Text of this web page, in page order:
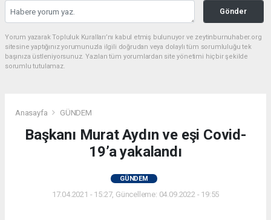
Gönder
Yorum yazarak Topluluk Kuralları’nı kabul etmiş bulunuyor ve zeytinburnuhaber.org
sitesine yaptığınız yorumunuzla ilgili doğrudan veya dolaylı tüm sorumluluğu tek
başınıza üstleniyorsunuz. Yazılan tüm yorumlardan site yönetimi hiçbir şekilde
sorumlu tutulamaz.
Anasayfa GÜNDEM
Başkanı Murat Aydın ve eşi Covid-
19’a yakalandı
GÜNDEM
17.04.2021 - 15:27, Güncelleme: 04.09.2022 - 19:55